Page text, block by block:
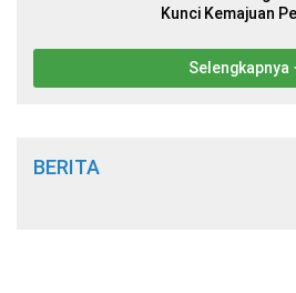
Kunci Kemajuan
Selengkapnya
BERITA